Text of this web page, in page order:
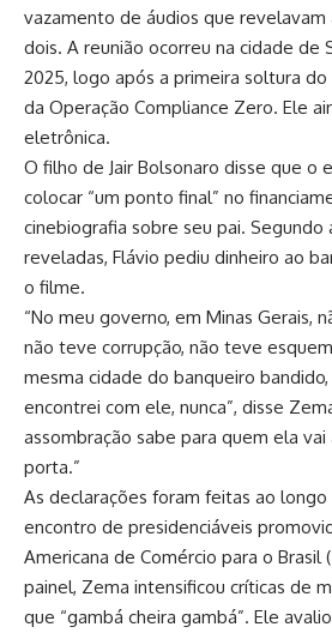
vazamento de áudios que revelavam
dois. A reunião ocorreu na cidade de
2025, logo após a primeira soltura
da Operação Compliance Zero. Ele
eletrônica.
O filho de Jair Bolsonaro disse que o
colocar “um ponto final” no
cinebiografia sobre seu pai. Segundo
reveladas, Flávio pediu dinheiro ao
o filme.
“No meu governo, em Minas Gerais,
não teve corrupção, não teve
mesma cidade do banqueiro
encontrei com ele, nunca”, disse
assombração sabe para quem ela
porta.”
As declarações foram feitas ao
encontro de presidenciáveis
Americana de Comércio para o Brasil
painel, Zema intensificou críticas de
que “gambá cheira gambá”. Ele